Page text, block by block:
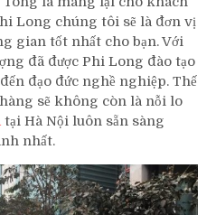
Long chúng tôi sẽ là đơn vị
gian tốt nhất cho bạn. Với
đã được Phi Long đào tạo
đạo đức nghề nghiệp. Thế
sẽ không còn là nỗi lo
tại Hà Nội luôn sẵn sàng
nhất.